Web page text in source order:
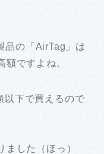
品の「AirTag」は
ですよね。
以下で買えるので
した（ほっ）